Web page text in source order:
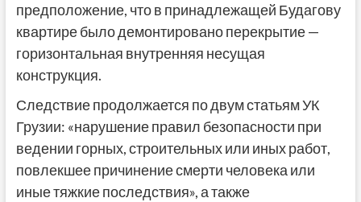
предположение, что в принадлежащей Будагову
квартире было демонтировано перекрытие —
горизонтальная внутренняя несущая
конструкция.
Следствие продолжается по двум статьям УК
Грузии: «нарушение правил безопасности при
ведении горных, строительных или иных работ,
повлекшее причинение смерти человека или
иные тяжкие последствия», а также